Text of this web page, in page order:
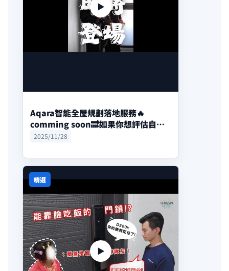
▶
Aqara智能全屋規劃落地服務🔥
comming soon🔜如果你想評估自己
家的最佳搭配 加入我們官方 LINE，幫
line帳號：@622roleu
2025/11/28
▶
精選